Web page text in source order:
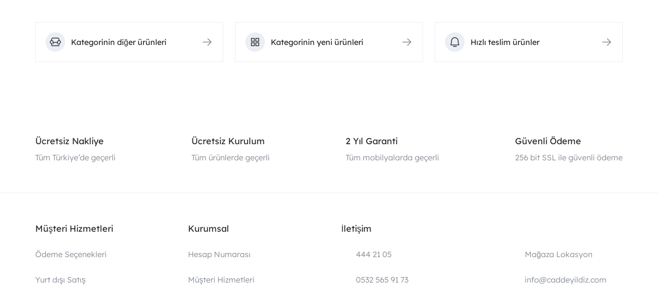
Kategorinin diğer ürünleri Kategorinin yeni ürünleri Hızlı teslim ürünler
Ücretsiz Nakliye
Tüm Türkiye’de geçerli
Ücretsiz Kurulum
Tüm ürünlerde geçerli
2 Yıl Garanti
Tüm mobilyalarda geçerli
Güvenli Ödeme
256 bit SSL ile güvenli ödeme
Müşteri Hizmetleri
Ödeme Seçenekleri
Yurt dışı Satış
Kurumsal
Hesap Numarası
Müşteri Hizmetleri
İletişim
444 21 05
0532 565 91 73
Mağaza Lokasyon
info@caddeyildiz.com